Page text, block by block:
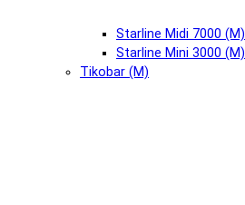
Starline Midi 7000 (М)
Starline Mini 3000 (М)
Tikobar (М)